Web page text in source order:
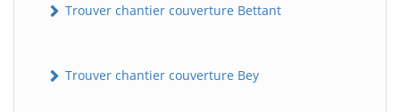
Trouver chantier couverture Bettant
Trouver chantier couverture Bey